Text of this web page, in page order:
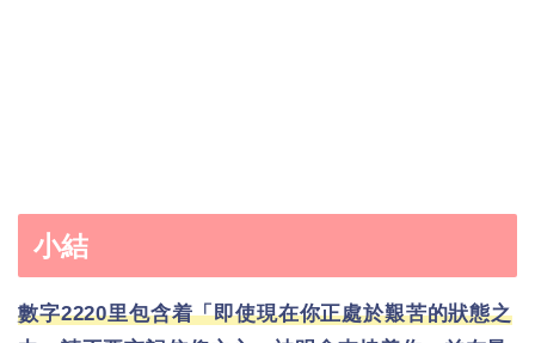
小結
數字2220里包含着「即使現在你正處於艱苦的狀態之